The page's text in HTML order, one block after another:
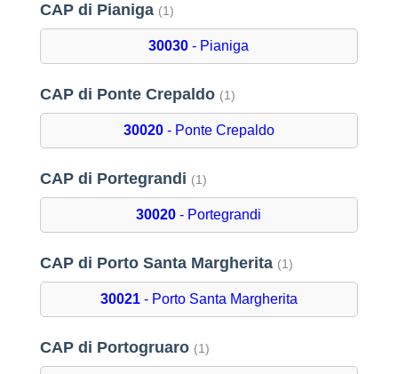
CAP di Pianiga (1)
30030 - Pianiga
CAP di Ponte Crepaldo (1)
30020- Ponte Crepaldo
CAP di Portegrandi (1)
30020 - Portegrandi
CAP di Porto Santa Margherita (1)
30021- Porto Santa Margherita
CAP di Portogruaro (1)